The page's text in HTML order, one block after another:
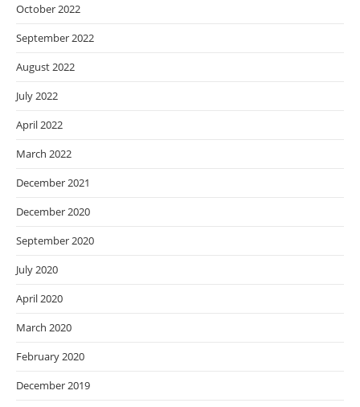
October 2022
September 2022
August 2022
July 2022
April 2022
March 2022
December 2021
December 2020
September 2020
July 2020
April 2020
March 2020
February 2020
December 2019